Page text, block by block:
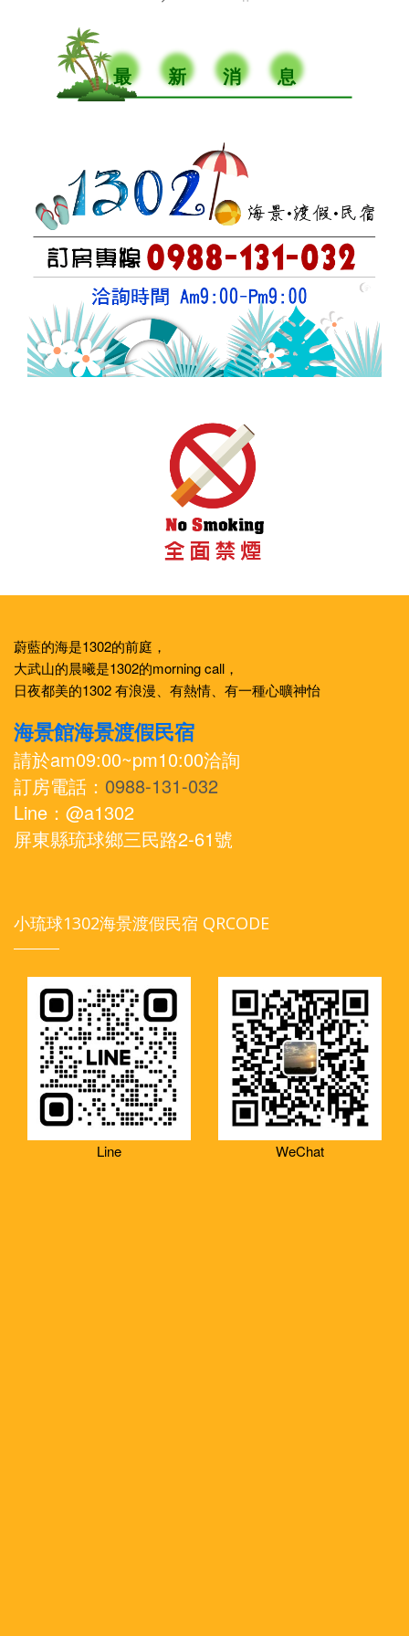
最 新 消 息
蔚藍的海是1302的前庭，
大武山的晨曦是1302的morning call，
日夜都美的1302 有浪漫、有熱情、有一種心曠神怡
海景館海景渡假民宿
請於am09:00~pm10:00洽詢
訂房電話： 0988-131-032
Line：@a1302
屏東縣琉球鄉三民路2-61號
小琉球1302海景渡假民宿 QRCODE
Line WeChat